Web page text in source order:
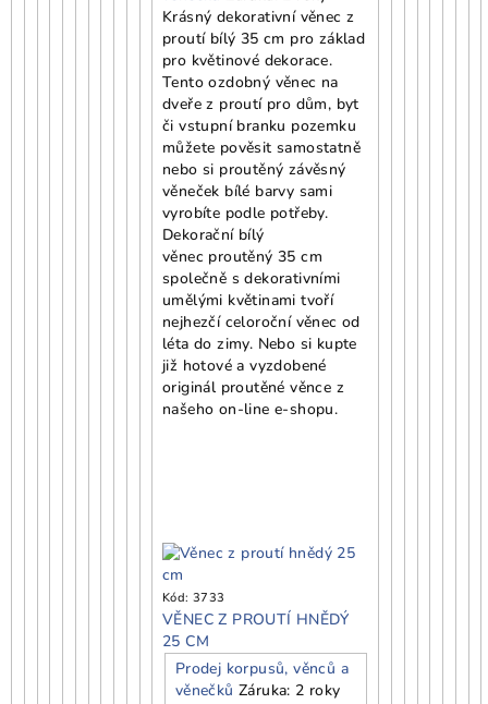
Krásný dekorativní věnec z
proutí bílý 35 cm pro základ
pro květinové dekorace.
Tento ozdobný věnec na
dveře z proutí pro dům, byt
či vstupní branku pozemku
můžete pověsit samostatně
nebo si proutěný závěsný
věneček bílé barvy sami
vyrobíte podle potřeby.
Dekorační bílý
věnec proutěný 35 cm
společně s dekorativními
umělými květinami tvoří
nejhezčí celoroční věnec od
léta do zimy. Nebo si kupte
již hotové a vyzdobené
originál proutěné věnce z
našeho on-line e-shopu.
Kód: 3733
VĚNEC Z PROUTÍ HNĚDÝ
25 CM
Prodej korpusů, věnců a
věnečků Záruka: 2 roky